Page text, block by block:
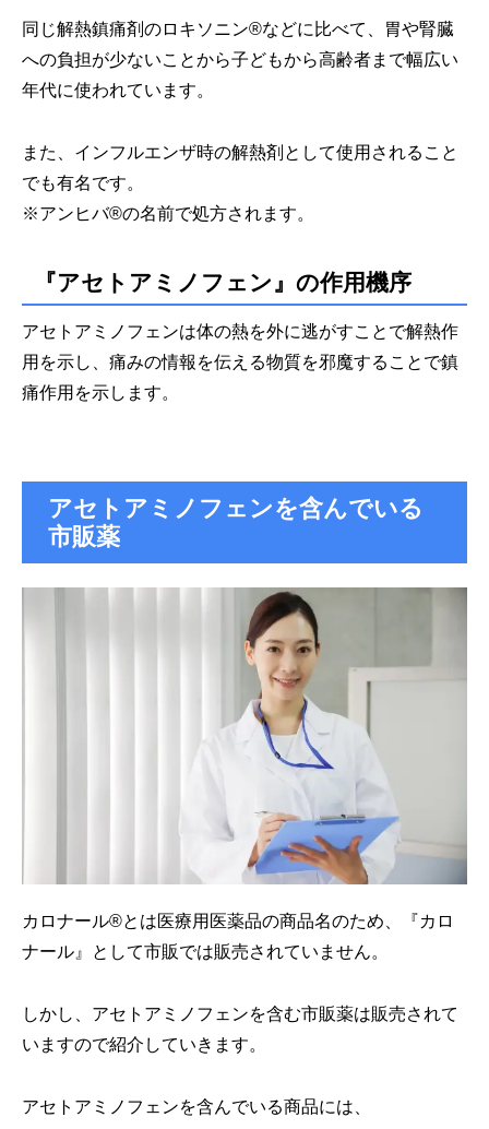
同じ解熱鎮痛剤のロキソニン®︎などに比べて、胃や腎臓
への負担が少ないことから子どもから高齢者まで幅広い
年代に使われています。
また、インフルエンザ時の解熱剤として使用されること
でも有名です。
※アンヒバ®︎の名前で処方されます。
『アセトアミノフェン』の作用機序
アセトアミノフェンは体の熱を外に逃がすことで解熱作
用を示し、痛みの情報を伝える物質を邪魔することで鎮
痛作用を示します。
アセトアミノフェンを含んでいる
市販薬
カロナール®とは医療用医薬品の商品名のため、『カロ
ナール』として市販では販売されていません。
しかし、アセトアミノフェンを含む市販薬は販売されて
いますので紹介していきます。
アセトアミノフェンを含んでいる商品には、